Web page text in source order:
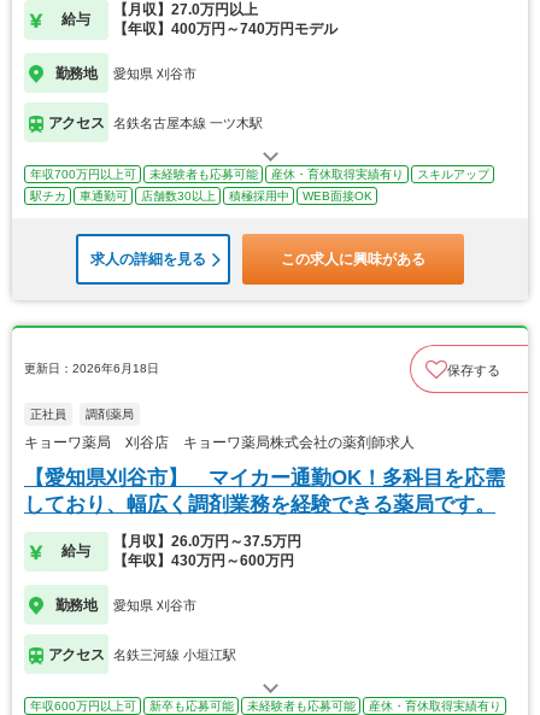
給与
【月収】27.0万円以上
【年収】400万円～740万円モデル
勤務地 愛知県 刈谷市
アクセス 名鉄名古屋本線 一ツ木駅
年収700万円以上可 未経験者も応募可能 産休・育休取得実績有り
スキルアップ
駅チカ
車通勤可 店舗数30以上 積極採用中 WEB面接OK
求人の詳細を見る この求人に興味がある
更新日：2026年6月18日 保存する
正社員 調剤薬局
キョーワ薬局 刈谷店 キョーワ薬局株式会社の薬剤師求人
【愛知県刈谷市】 マイカー通勤OK！多科目を応需
しており、幅広く調剤業務を経験できる薬局です。
給与
【月収】26.0万円～37.5万円
【年収】430万円～600万円
勤務地 愛知県 刈谷市
アクセス 名鉄三河線 小垣江駅
年収600万円以上可 新卒も応募可能 未経験者も応募可能
産休・育休取得実績有り